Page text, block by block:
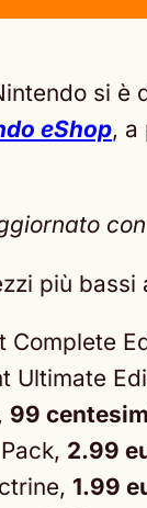
si è
eShop, a
più bassi
Complete
Ultimate
99
2.99
1.99